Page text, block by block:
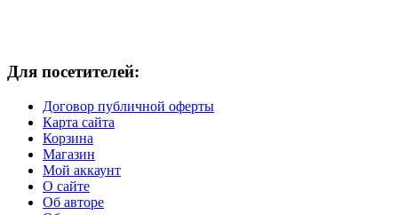
Для посетителей:
Договор публичной оферты
Карта сайта
Корзина
Магазин
Мой аккаунт
О сайте
Об авторе